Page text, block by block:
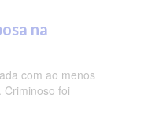
na
com ao menos
foi